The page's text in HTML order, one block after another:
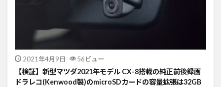
2021年4月9日 56ビュー
【検証】新型マツダ2021年モデル CX-8搭載の純正前後録画
ドラレコ(Kenwood製)のmicroSDカードの容量拡張は32GB